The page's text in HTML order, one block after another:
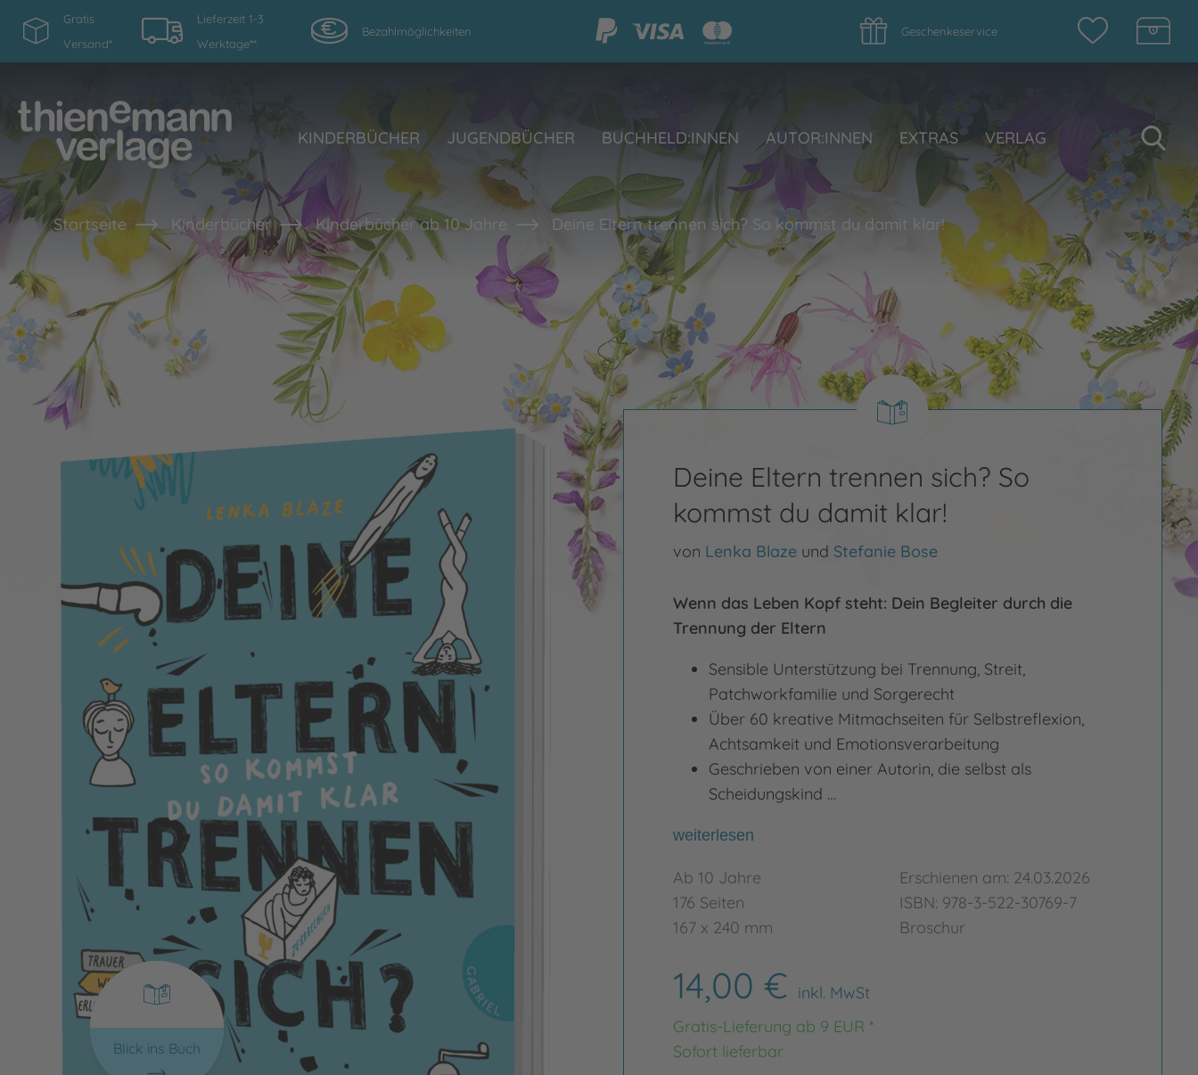
Gratis
Versand*
Lieferzeit 1-3
Werktage**
Bezahlmöglichkeiten Geschenkeservice
KINDERBÜCHER JUGENDBÜCHER BUCHHELD:INNEN AUTOR:INNEN EXTRAS VERLAG
Startseite Kinderbücher Kinderbücher ab 10 Jahre Deine Eltern trennen sich? So kommst du damit klar!
Blick ins Buch
Deine Eltern trennen sich? So
kommst du damit klar!
von Lenka Blazeund Stefanie Bose
Wenn das Leben Kopf steht: Dein Begleiter durch die
Trennung der Eltern
Sensible Unterstützung bei Trennung, Streit,
Patchworkfamilie und Sorgerecht
Über 60 kreative Mitmachseiten für Selbstreflexion,
Achtsamkeit und Emotionsverarbeitung
Geschrieben von einer Autorin, die selbst als
Scheidungskind …
weiterlesen
Ab 10 Jahre
176 Seiten
167 x 240 mm
Erschienen am: 24.03.2026
ISBN: 978-3-522-30769-7
Broschur
14,00 € inkl. MwSt
Gratis-Lieferung ab 9 EUR *
Sofort lieferbar